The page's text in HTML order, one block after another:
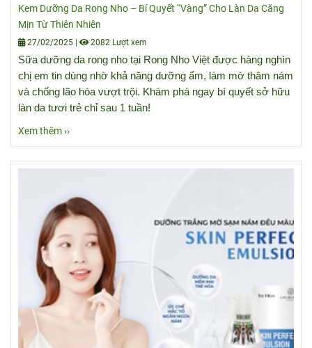
Kem Dưỡng Da Rong Nho – Bí Quyết “Vàng” Cho Làn Da Căng
Mịn Từ Thiên Nhiên
27/02/2025 | 2082 Lượt xem
Sữa dưỡng da rong nho tại Rong Nho Việt được hàng nghìn
chị em tin dùng nhờ khả năng dưỡng ẩm, làm mờ thâm nám
và chống lão hóa vượt trội. Khám phá ngay bí quyết sở hữu
làn da tươi trẻ chỉ sau 1 tuần!
Xem thêm ››